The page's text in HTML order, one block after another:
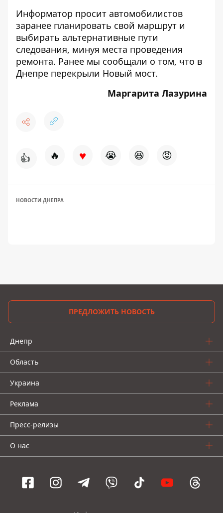
Информатор просит автомобилистов
заранее планировать свой маршрут и
выбирать альтернативные пути
следования, минуя места проведения
ремонта. Ранее мы сообщали о том, что в
Днепре перекрыли Новый мост.
Маргарита Лазурина
👍 🔥 ♥ 😭 😆 😡
НОВОСТИ ДНЕПРА
ПРЕДЛОЖИТЬ НОВОСТЬ
Днепр
Область
Украина
Реклама
Пресс-релизы
О нас